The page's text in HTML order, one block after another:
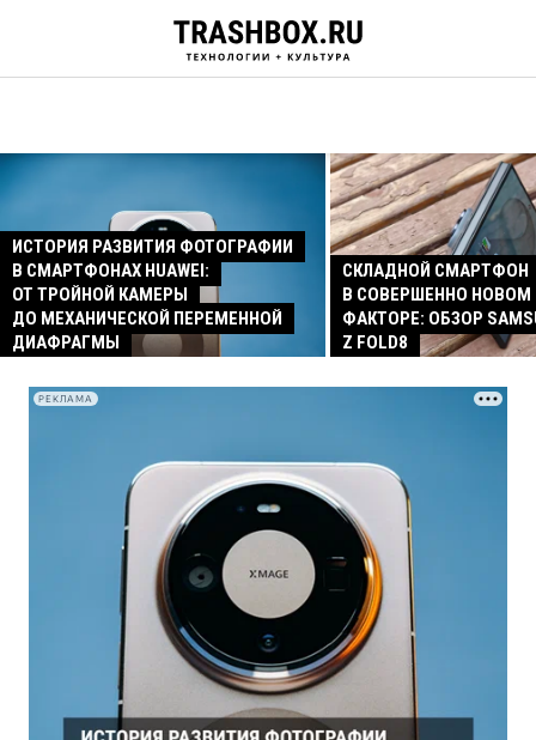
ИСТОРИЯ РАЗВИТИЯ ФОТОГРАФИИ
В СМАРТФОНАХ HUAWEI:
ОТ ТРОЙНОЙ КАМЕРЫ
ДО МЕХАНИЧЕСКОЙ ПЕРЕМЕННОЙ
ДИАФРАГМЫ
СКЛАДНОЙ СМАРТФОН
В СОВЕРШЕННО
ФАКТОРЕ: ОБЗОР
Z FOLD8
РЕКЛАМА